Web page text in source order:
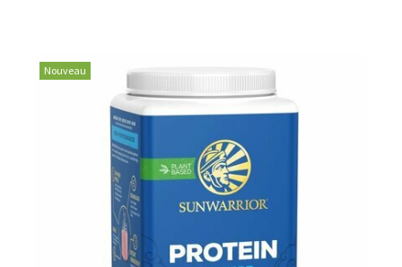
Nouveau